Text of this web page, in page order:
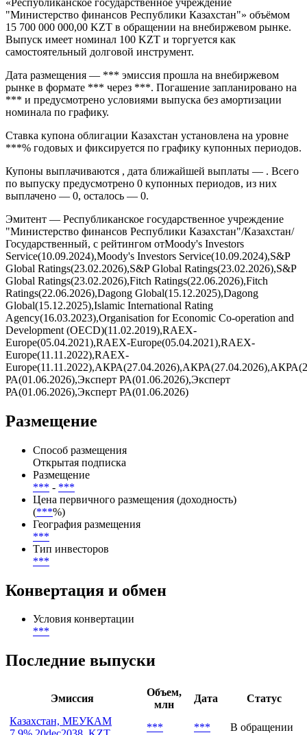
"Министерство финансов Республики Казахстан"» объёмом
15 700 000 000,00 KZT в обращении на внебиржевом рынке.
Выпуск имеет номинал 100 KZT и торгуется как
самостоятельный долговой инструмент.
Дата размещения — *** эмиссия прошла на внебиржевом
рынке в формате *** через ***. Погашение запланировано на
*** и предусмотрено условиями выпуска без амортизации
номинала по графику.
Ставка купона облигации Казахстан установлена на уровне
***% годовых и фиксируется по графику купонных периодов.
Купоны выплачиваются , дата ближайшей выплаты — . Всего
по выпуску предусмотрено 0 купонных периодов, из них
выплачено — 0, осталось — 0.
Эмитент — Республиканское государственное учреждение
"Министерство финансов Республики Казахстан"/Казахстан/
Государственный, с рейтингом отMoody's Investors
Service(10.09.2024),Moody's Investors Service(10.09.2024),S&P
Global Ratings(23.02.2026),S&P Global Ratings(23.02.2026),S&P
Global Ratings(23.02.2026),Fitch Ratings(22.06.2026),Fitch
Ratings(22.06.2026),Dagong Global(15.12.2025),Dagong
Global(15.12.2025),Islamic International Rating
Agency(16.03.2023),Organisation for Economic Co-operation and
Development (OECD)(11.02.2019),RAEX-
Europe(05.04.2021),RAEX-Europe(05.04.2021),RAEX-
Europe(11.11.2022),RAEX-
РА(01.06.2026),Эксперт РА(01.06.2026),Эксперт
РА(01.06.2026),Эксперт РА(01.06.2026)
Размещение
Способ размещения
Открытая подписка
Размещение
*** - ***
Цена первичного размещения (доходность)
(***%)
География размещения
***
Тип инвесторов
***
Конвертация и обмен
Условия конвертации
***
Последние выпуски
Эмиссия
Объем,
млн
Дата
Статус
Казахстан, МЕУКАМ
*** ***
В обращении